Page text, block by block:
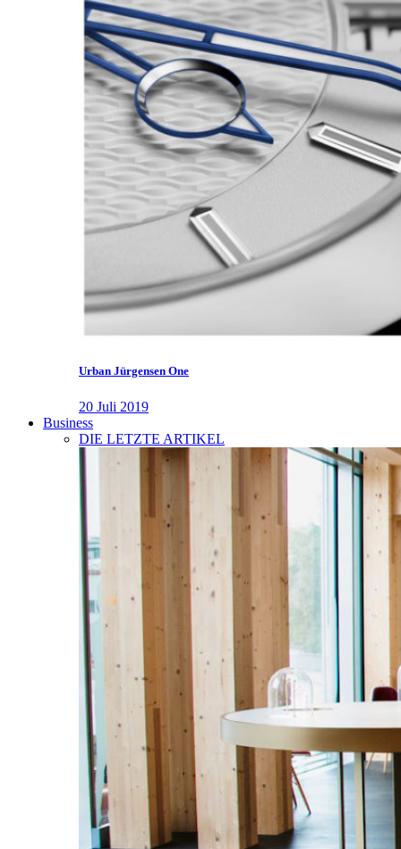
Urban Jürgensen One
20 Juli 2019
Business
DIE LETZTE ARTIKEL